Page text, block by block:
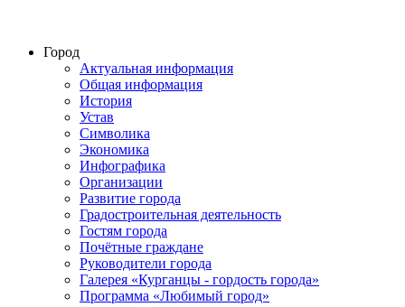
Город
Актуальная информация
Общая информация
История
Устав
Символика
Экономика
Инфографика
Организации
Развитие города
Градостроительная деятельность
Гостям города
Почётные граждане
Руководители города
Галерея «Курганцы - гордость города»
Программа «Любимый город»